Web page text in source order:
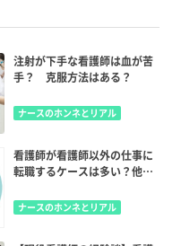
注射が下手な看護師は血が苦
手？ 克服方法はある？
ナースのホンネとリアル
看護師が看護師以外の仕事に
転職するケースは多い？他職
トナースのホンネとリアル